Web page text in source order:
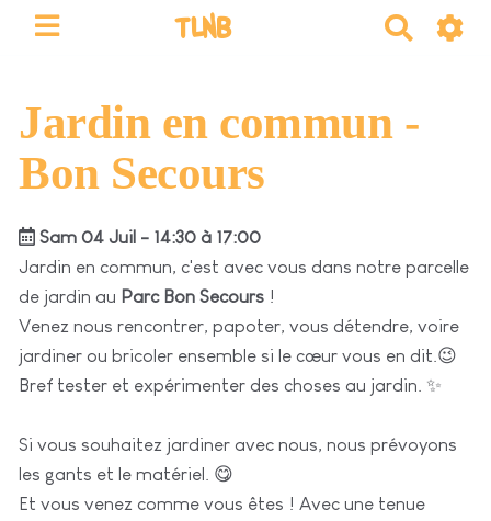
TLNB
e
r
Jardin en commun -
Bon Secours
Sam 04 Juil - 14:30 à 17:00
Jardin en commun, c'est avec vous dans notre parcelle
de jardin au Parc Bon Secours !
Venez nous rencontrer, papoter, vous détendre, voire
jardiner ou bricoler ensemble si le cœur vous en dit.😉
Bref tester et expérimenter des choses au jardin. ✨
Si vous souhaitez jardiner avec nous, nous prévoyons
les gants et le matériel. 😋
Et vous venez comme vous êtes ! Avec une tenue